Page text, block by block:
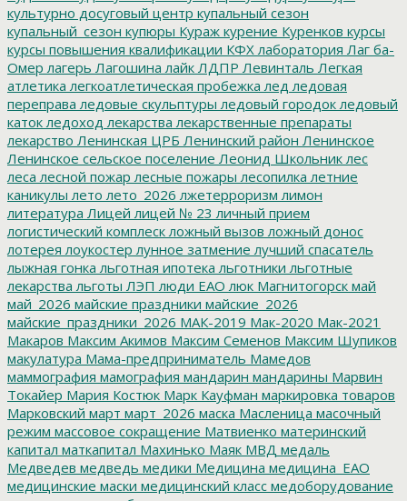
культурно досуговый центр купальный сезон
купальный_сезон купюры Кураж курение Куренков курсы
курсы повышения квалификации КФХ лаборатория Лаг ба-
Омер лагерь Лагошина лайк ЛДПР Левинталь Легкая
атлетика легкоатлетическая пробежка лед ледовая
переправа ледовые скульптуры ледовый городок ледовый
каток ледоход лекарства лекарственные препараты
лекарство Ленинская ЦРБ Ленинский район Ленинское
Ленинское сельское поселение Леонид Школьник лес
леса лесной пожар лесные пожары лесопилка летние
каникулы лето лето_2026 лжетерроризм лимон
литература Лицей лицей № 23 личный прием
логистический комплеск ложный вызов ложный донос
лотерея лоукостер лунное затмение лучший спасатель
лыжная гонка льготная ипотека льготники льготные
лекарства льготы ЛЭП люди ЕАО люк Магнитогорск май
май_2026 майские праздники майские_2026
майские_праздники_2026 МАК-2019 Мак-2020 Мак-2021
Макаров Максим Акимов Максим Семенов Максим Шупиков
макулатура Мама-предприниматель Мамедов
маммография мамография мандарин мандарины Марвин
Токайер Мария Костюк Марк Кауфман маркировка товаров
Марковский март март_2026 маска Масленица масочный
режим массовое сокращение Матвиенко материнский
капитал маткапитал Махинько Маяк МВД медаль
Медведев медведь медики Медицина медицина_ЕАО
медицинские маски медицинский класс медоборудование